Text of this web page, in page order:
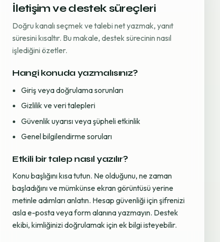
İletişim ve destek süreçleri
Doğru kanalı seçmek ve talebi net yazmak, yanıt
süresini kısaltır. Bu makale, destek sürecinin nasıl
işlediğini özetler.
Hangi konuda yazmalısınız?
Giriş veya doğrulama sorunları
Gizlilik ve veri talepleri
Güvenlik uyarısı veya şüpheli etkinlik
Genel bilgilendirme soruları
Etkili bir talep nasıl yazılır?
Konu başlığını kısa tutun. Ne olduğunu, ne zaman
başladığını ve mümkünse ekran görüntüsü yerine
metinle adımları anlatın. Hesap güvenliği için şifrenizi
asla e-posta veya form alanına yazmayın. Destek
ekibi, kimliğinizi doğrulamak için ek bilgi isteyebilir.